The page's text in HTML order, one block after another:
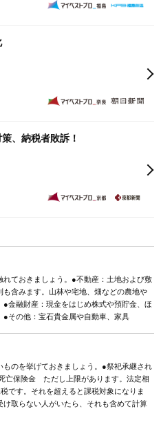
、納税者敗訴！
ておきましょう。●不動産：土地および敷
含みます。山林や宅地、畑などの農地や
金融財産：現金をはじめ株式や預貯金、ほ
その他：宝石貴金属や自動車、家具
のを挙げておきましょう。●祭祀承継され
亡保険金 ただし上限があります。法定相
です。それを超えると課税対象になりま
取らない人がいたら、それも含めて計算